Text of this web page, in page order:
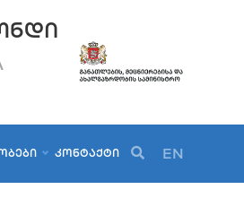
ᲙᲝᲜᲢᲐᲥᲢᲘ EN